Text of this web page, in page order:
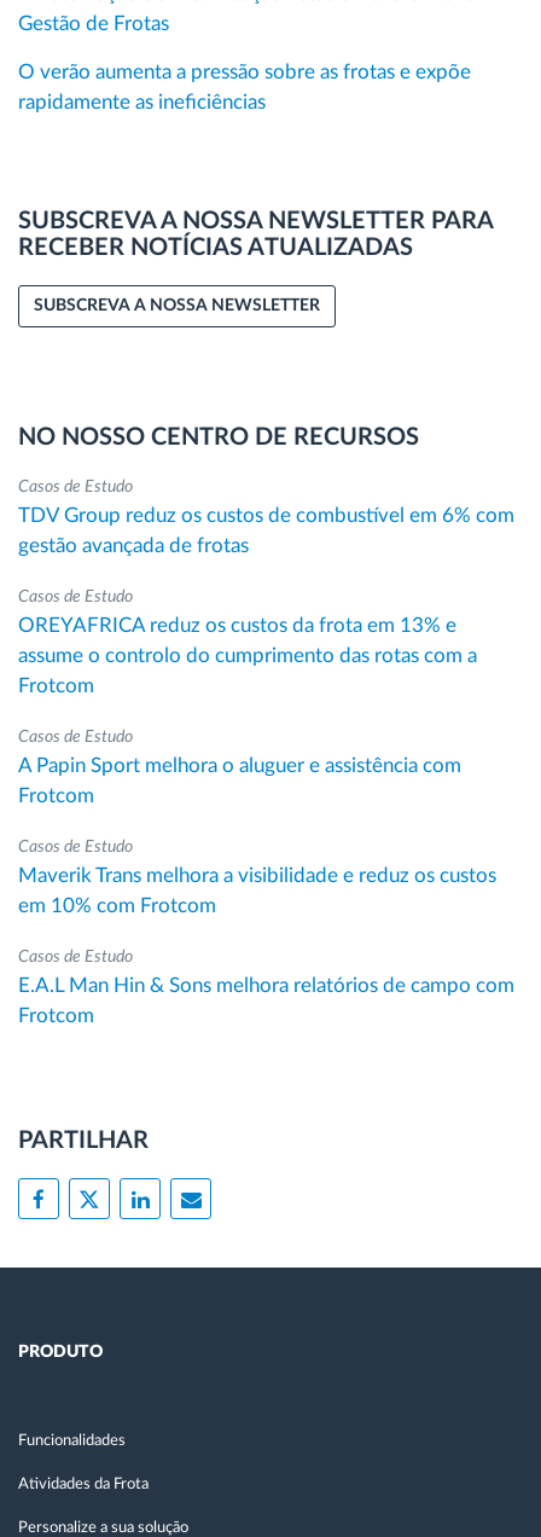
Gestão de Frotas
O verão aumenta a pressão sobre as frotas e expõe
rapidamente as ineficiências
SUBSCREVA A NOSSA NEWSLETTER PARA
RECEBER NOTÍCIAS ATUALIZADAS
SUBSCREVA A NOSSA NEWSLETTER
NO NOSSO CENTRO DE RECURSOS
Casos de Estudo
TDV Group reduz os custos de combustível em 6% com
gestão avançada de frotas
Casos de Estudo
OREYAFRICA reduz os custos da frota em 13% e
assume o controlo do cumprimento das rotas com a
Frotcom
Casos de Estudo
A Papin Sport melhora o aluguer e assistência com
Frotcom
Casos de Estudo
Maverik Trans melhora a visibilidade e reduz os custos
em 10% com Frotcom
Casos de Estudo
E.A.L Man Hin & Sons melhora relatórios de campo com
Frotcom
PARTILHAR
PRODUTO
Funcionalidades
Atividades da Frota
Personalize a sua solução